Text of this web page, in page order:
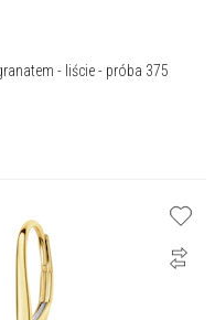
- liście - próba 375